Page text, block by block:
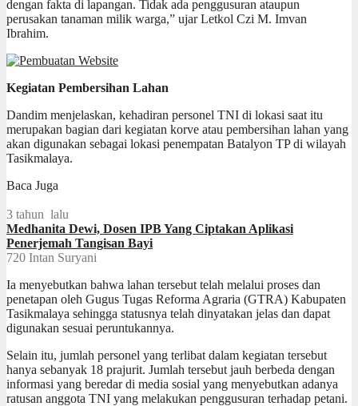
dengan fakta di lapangan. Tidak ada penggusuran ataupun
perusakan tanaman milik warga,” ujar Letkol Czi M. Imvan
Ibrahim.
Kegiatan Pembersihan Lahan
Dandim menjelaskan, kehadiran personel TNI di lokasi saat itu
merupakan bagian dari kegiatan korve atau pembersihan lahan yang
akan digunakan sebagai lokasi penempatan Batalyon TP di wilayah
Tasikmalaya.
Baca Juga
3 tahun lalu
Medhanita Dewi, Dosen IPB Yang Ciptakan Aplikasi
Penerjemah Tangisan Bayi
720 Intan Suryani
Ia menyebutkan bahwa lahan tersebut telah melalui proses dan
penetapan oleh Gugus Tugas Reforma Agraria (GTRA) Kabupaten
Tasikmalaya sehingga statusnya telah dinyatakan jelas dan dapat
digunakan sesuai peruntukannya.
Selain itu, jumlah personel yang terlibat dalam kegiatan tersebut
hanya sebanyak 18 prajurit. Jumlah tersebut jauh berbeda dengan
informasi yang beredar di media sosial yang menyebutkan adanya
ratusan anggota TNI yang melakukan penggusuran terhadap petani.